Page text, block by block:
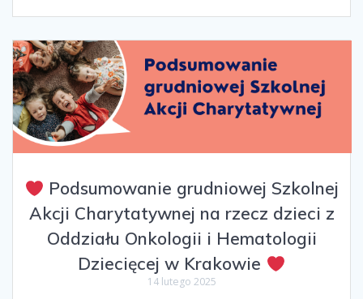
Podsumowanie grudniowej Szkolnej
Akcji Charytatywnej na rzecz dzieci z
Oddziału Onkologii i Hematologii
Dziecięcej w Krakowie
14 lutego 2025